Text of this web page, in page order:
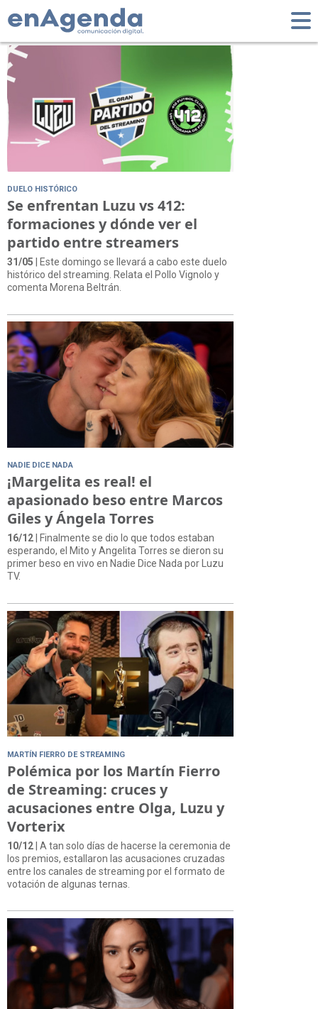
Tag: Luzu
DUELO HISTÓRICO
Se enfrentan Luzu vs 412:
formaciones y dónde ver el
partido entre streamers
31/05 | Este domingo se llevará a cabo este duelo
histórico del streaming. Relata el Pollo Vignolo y
comenta Morena Beltrán.
NADIE DICE NADA
¡Margelita es real! el
apasionado beso entre Marcos
Giles y Ángela Torres
16/12 | Finalmente se dio lo que todos estaban
esperando, el Mito y Angelita Torres se dieron su
primer beso en vivo en Nadie Dice Nada por Luzu
TV.
MARTÍN FIERRO DE STREAMING
Polémica por los Martín Fierro
de Streaming: cruces y
acusaciones entre Olga, Luzu y
Vorterix
10/12| A tan solo días de hacerse la ceremonia de
los premios, estallaron las acusaciones cruzadas
entre los canales de streaming por el formato de
votación de algunas ternas.